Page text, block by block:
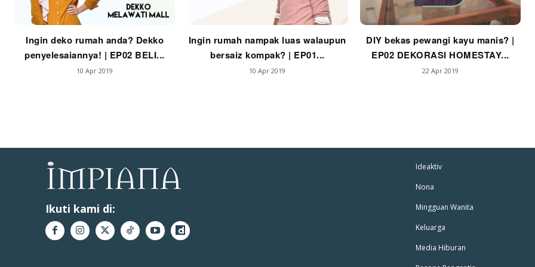
Tip Impiana
Tip Laman
Ingin deko rumah anda? Dekko
penyelesaiannya! | EP02 BELI...
10 Apr 2019
Ingin rumah nampak luas walaupun
bersaiz kompak? | EP01...
10 Apr 2019
DIY bekas pewangi kayu manis? |
EP02 DEKORASI HOMESTAY...
22 Apr 2019
Ikuti kami di:
Ideaktiv
Nona
Mingguan Wanita
Keluarga
Media Hiburan